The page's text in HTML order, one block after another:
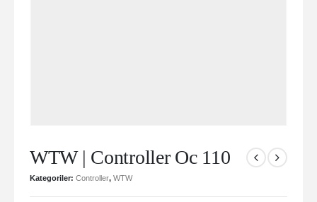
WTW | Controller Oc 110
Kategoriler: Controller, WTW